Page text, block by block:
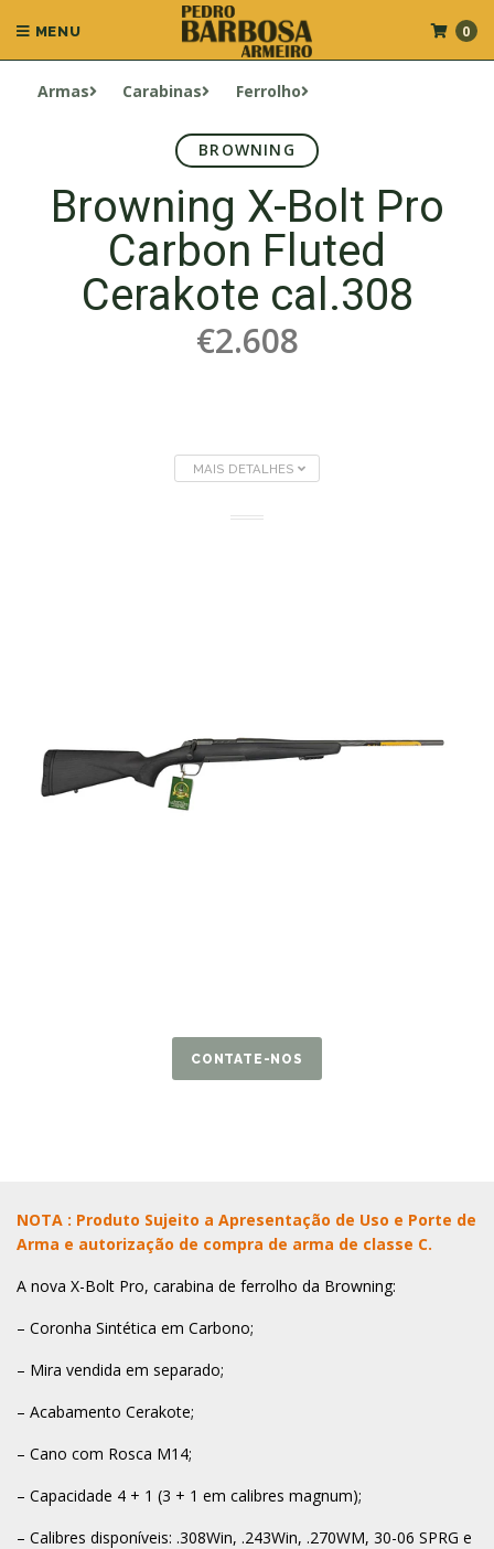
MENU 0
Armas Carabinas Ferrolho
BROWNING
Browning X-Bolt Pro
Carbon Fluted
Cerakote cal.308
€2.608
MAIS DETALHES
CONTATE-NOS
NOTA : Produto Sujeito a Apresentação de Uso e Porte de
Arma e autorização de compra de arma de classe C.
A nova X-Bolt Pro, carabina de ferrolho da Browning:
– Coronha Sintética em Carbono;
– Mira vendida em separado;
– Acabamento Cerakote;
– Cano com Rosca M14;
– Capacidade 4 + 1 (3 + 1 em calibres magnum);
– Calibres disponíveis: .308Win, .243Win, .270WM, 30-06 SPRG e